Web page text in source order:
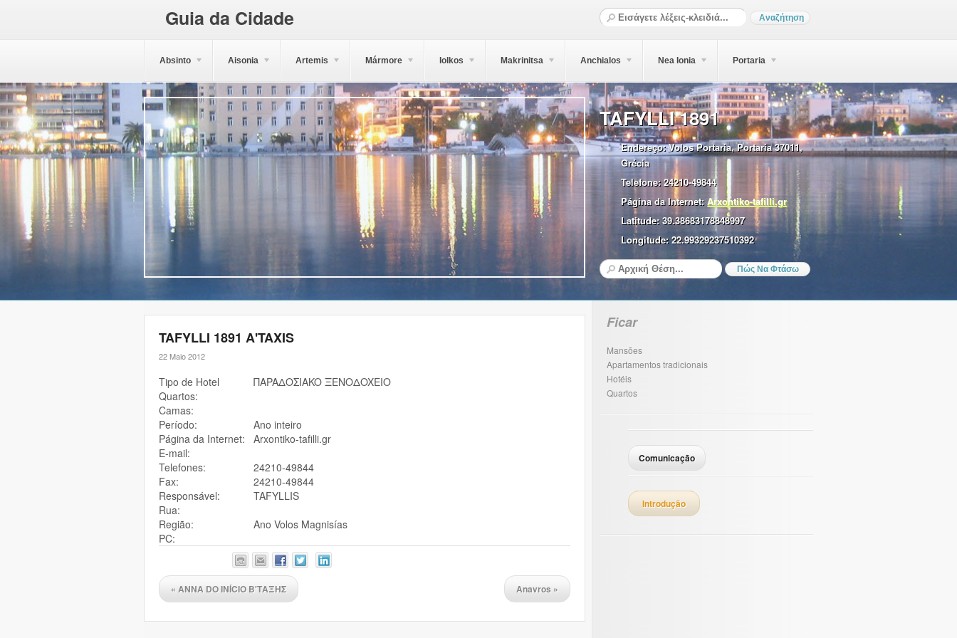
Guia da Cidade
Absinto Aisonia Artemis Mármore Iolkos Makrinitsa Anchialos Nea Ionia Portaria
TAFYLLI 1891
Endereço:Volos Portaria, Portaria 37011,
Grécia
Telefone:24210-49844
Página da Internet: Arxontiko-tafilli.gr
Latitude: 39.38683178848997
Longitude: 22.99329237510392
TAFYLLI 1891 A'TAXIS
22 Maio 2012
Tipo de Hotel
ΠAPAΔOΣIAKO ΞENOΔOXEIO
Quartos:
Camas:
Período:
Ano inteiro
Página da Internet:
Arxontiko-tafilli.gr
E-mail:
Telefones:
24210-49844
Fax:
24210-49844
Responsável:
TAFYLLIS
Rua:
Região:
Ano Volos Magnisías
PC:
« ANNA DO INÍCIO B'ΤΑΞΗΣ Anavros »
Ficar
Mansões
Apartamentos tradicionais
Hotéis
Quartos
Comunicação
Introdução